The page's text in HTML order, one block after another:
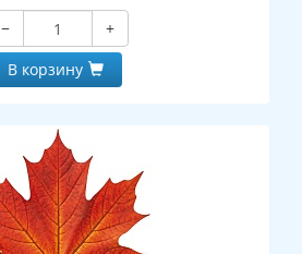
−
+
В корзину